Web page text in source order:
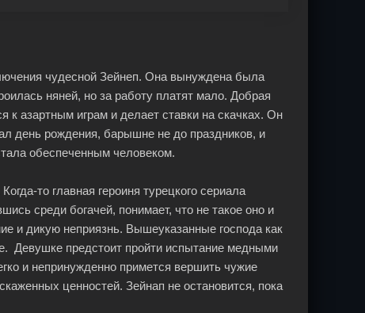
чудесной Зейнеп. Она вынуждена была
няней, но за работу платят мало. Добрая
азартным играм и делает ставки на скачках. Он
день рождения, барышне не до праздников, и
обеспеченным человеком.
то главная героиня турецкого сериала
среди богачей, понимает, что не такое оно и
и дикую неприязнь. Вышеуказанные господа как
Девушке предстоит пройти испытание медными
и непринужденно примется вершить чужие
ценностей. Зейнап не остановится, пока